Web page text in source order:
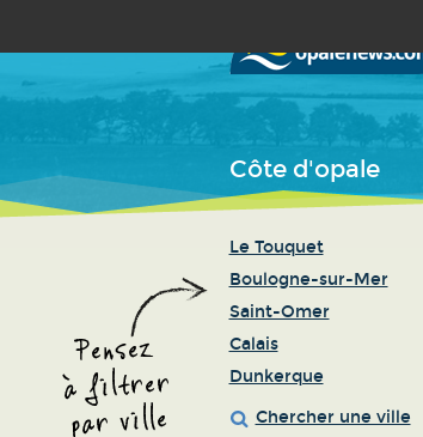
Côte d'opale
Le Touquet
Boulogne-sur-Mer
Saint-Omer
Calais
Dunkerque
Chercher une ville